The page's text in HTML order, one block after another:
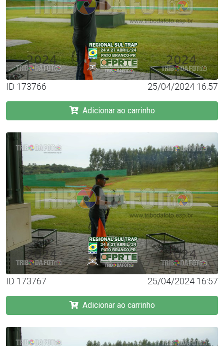
ID 173766 25/04/2024 16:57
Adicionar ao carrinho
ID 173767 25/04/2024 16:57
Adicionar ao carrinho